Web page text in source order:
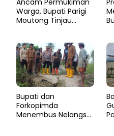
Ancam Permukiman
Warga, Bupati Parigi
Moutong Tinjau
Penanganan Cepat
​Bupati dan
Forkopimda
Menembus Nelangsa